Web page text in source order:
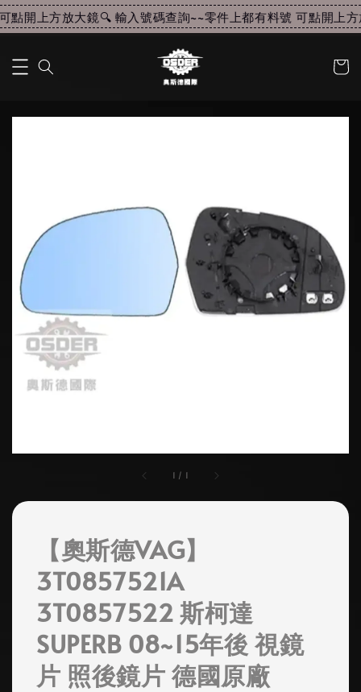
點開上方放大鏡🔍 輸入號碼查詢~~零件上都有料號 可點開上方
1 / 1
【奧斯德VAG】
3T0857521A
3T0857522 斯柯達
SUPERB 08~15年後 視鏡
片 照後鏡片 德國原廠